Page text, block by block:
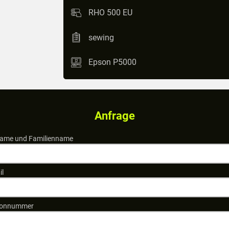
RHO 500 EU
sewing
Epson P5000
Anfrage
und Familienname